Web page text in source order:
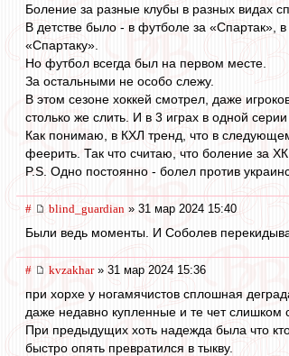
Боление за разные клубы в разных видах
В детстве было - в футболе за «Спартак»,
«Спартаку».
Но футбол всегда был на первом месте.
За остальными не особо слежу.
В этом сезоне хоккей смотрел, даже
столько же слить. И в 3 играх в одной
Как понимаю, в КХЛ тренд, что в
феерить. Так что считаю, что боление за
P.S. Одно постоянно - болел против
# blind_guardian » 31 мар 2024 15:40
Были ведь моменты. И Соболев
# kvzakhar» 31 мар 2024 15:36
при хорхе у ногамячистов сплошная
даже недавно купленные и те чет слишком
При предыдущих хоть надежда была что
быстро опять превратился в тыкву.